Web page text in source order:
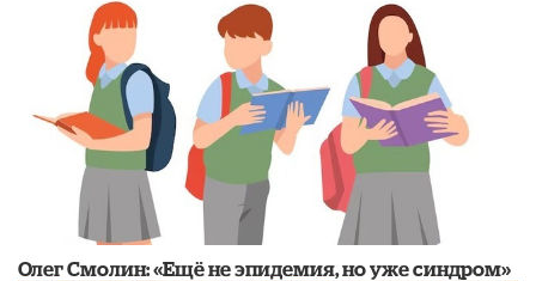
​Олег Смолин: «Ещё не эпидемия, но уже синдром»